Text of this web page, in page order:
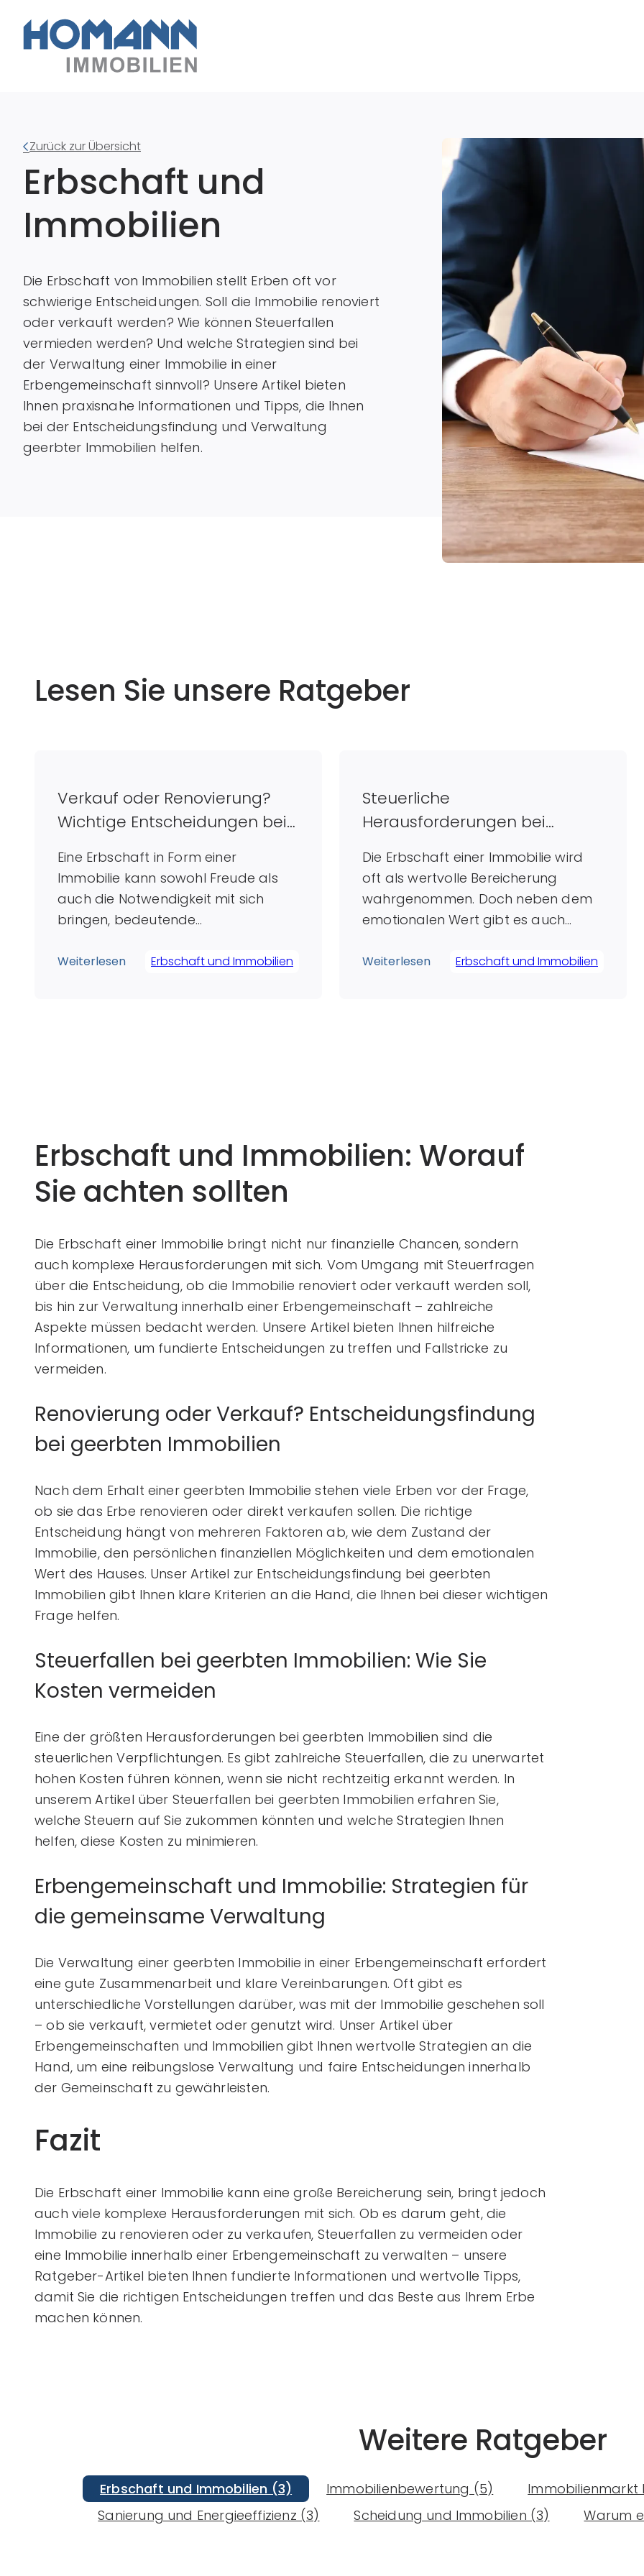
Zurück zur Übersicht
Erbschaft und
Immobilien
Die Erbschaft von Immobilien stellt Erben oft vor
schwierige Entscheidungen. Soll die Immobilie renoviert
oder verkauft werden? Wie können Steuerfallen
vermieden werden? Und welche Strategien sind bei
der Verwaltung einer Immobilie in einer
Erbengemeinschaft sinnvoll? Unsere Artikel bieten
Ihnen praxisnahe Informationen und Tipps, die Ihnen
bei der Entscheidungsfindung und Verwaltung
geerbter Immobilien helfen.
Lesen Sie unsere Ratgeber
Verkauf oder Renovierung?
Wichtige Entscheidungen bei
Eine Erbschaft in Form einer
Immobilie kann sowohl Freude als
auch die Notwendigkeit mit sich
bringen, bedeutende
stellen sich Erben die Frage: Ist es
Weiterlesen Erbschaft und Immobilien
Steuerliche
Herausforderungen bei
vermeiden Sie unerwartete
Kosten
Die Erbschaft einer Immobilie wird
oft als wertvolle Bereicherung
wahrgenommen. Doch neben dem
emotionalen Wert gibt es auch
finanzielle Belastungen mit sich
Weiterlesen Erbschaft und Immobilien
Erbschaft und Immobilien: Worauf
Sie achten sollten
Die Erbschaft einer Immobilie bringt nicht nur finanzielle Chancen, sondern
auch komplexe Herausforderungen mit sich. Vom Umgang mit Steuerfragen
über die Entscheidung, ob die Immobilie renoviert oder verkauft werden soll,
bis hin zur Verwaltung innerhalb einer Erbengemeinschaft – zahlreiche
Aspekte müssen bedacht werden. Unsere Artikel bieten Ihnen hilfreiche
Informationen, um fundierte Entscheidungen zu treffen und Fallstricke zu
vermeiden.
Renovierung oder Verkauf? Entscheidungsfindung
bei geerbten Immobilien
Nach dem Erhalt einer geerbten Immobilie stehen viele Erben vor der Frage,
ob sie das Erbe renovieren oder direkt verkaufen sollen. Die richtige
Entscheidung hängt von mehreren Faktoren ab, wie dem Zustand der
Immobilie, den persönlichen finanziellen Möglichkeiten und dem emotionalen
Wert des Hauses. Unser Artikel zur Entscheidungsfindung bei geerbten
Immobilien gibt Ihnen klare Kriterien an die Hand, die Ihnen bei dieser wichtigen
Frage helfen.
Steuerfallen bei geerbten Immobilien: Wie Sie
Kosten vermeiden
Eine der größten Herausforderungen bei geerbten Immobilien sind die
steuerlichen Verpflichtungen. Es gibt zahlreiche Steuerfallen, die zu unerwartet
hohen Kosten führen können, wenn sie nicht rechtzeitig erkannt werden. In
unserem Artikel über Steuerfallen bei geerbten Immobilien erfahren Sie,
welche Steuern auf Sie zukommen könnten und welche Strategien Ihnen
helfen, diese Kosten zu minimieren.
Erbengemeinschaft und Immobilie: Strategien für
die gemeinsame Verwaltung
Die Verwaltung einer geerbten Immobilie in einer Erbengemeinschaft erfordert
eine gute Zusammenarbeit und klare Vereinbarungen. Oft gibt es
unterschiedliche Vorstellungen darüber, was mit der Immobilie geschehen soll
– ob sie verkauft, vermietet oder genutzt wird. Unser Artikel über
Erbengemeinschaften und Immobilien gibt Ihnen wertvolle Strategien an die
Hand, um eine reibungslose Verwaltung und faire Entscheidungen innerhalb
der Gemeinschaft zu gewährleisten.
Fazit
Die Erbschaft einer Immobilie kann eine große Bereicherung sein, bringt jedoch
auch viele komplexe Herausforderungen mit sich. Ob es darum geht, die
Immobilie zu renovieren oder zu verkaufen, Steuerfallen zu vermeiden oder
eine Immobilie innerhalb einer Erbengemeinschaft zu verwalten – unsere
Ratgeber-Artikel bieten Ihnen fundierte Informationen und wertvolle Tipps,
damit Sie die richtigen Entscheidungen treffen und das Beste aus Ihrem Erbe
machen können.
Weitere Ratgeber
Erbschaft und Immobilien (3) Immobilienbewertung (5) Immobilienmarkt
Sanierung und Energieeffizienz (3)
Scheidung und Immobilien (3) Warum